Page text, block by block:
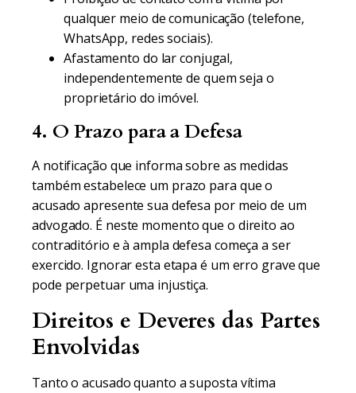
qualquer meio de comunicação (telefone,
WhatsApp, redes sociais).
Afastamento do lar conjugal,
independentemente de quem seja o
proprietário do imóvel.
4. O Prazo para a Defesa
A notificação que informa sobre as medidas
também estabelece um prazo para que o
acusado apresente sua defesa por meio de um
advogado. É neste momento que o direito ao
contraditório e à ampla defesa começa a ser
exercido. Ignorar esta etapa é um erro grave que
pode perpetuar uma injustiça.
Direitos e Deveres das Partes
Envolvidas
Tanto o acusado quanto a suposta vítima